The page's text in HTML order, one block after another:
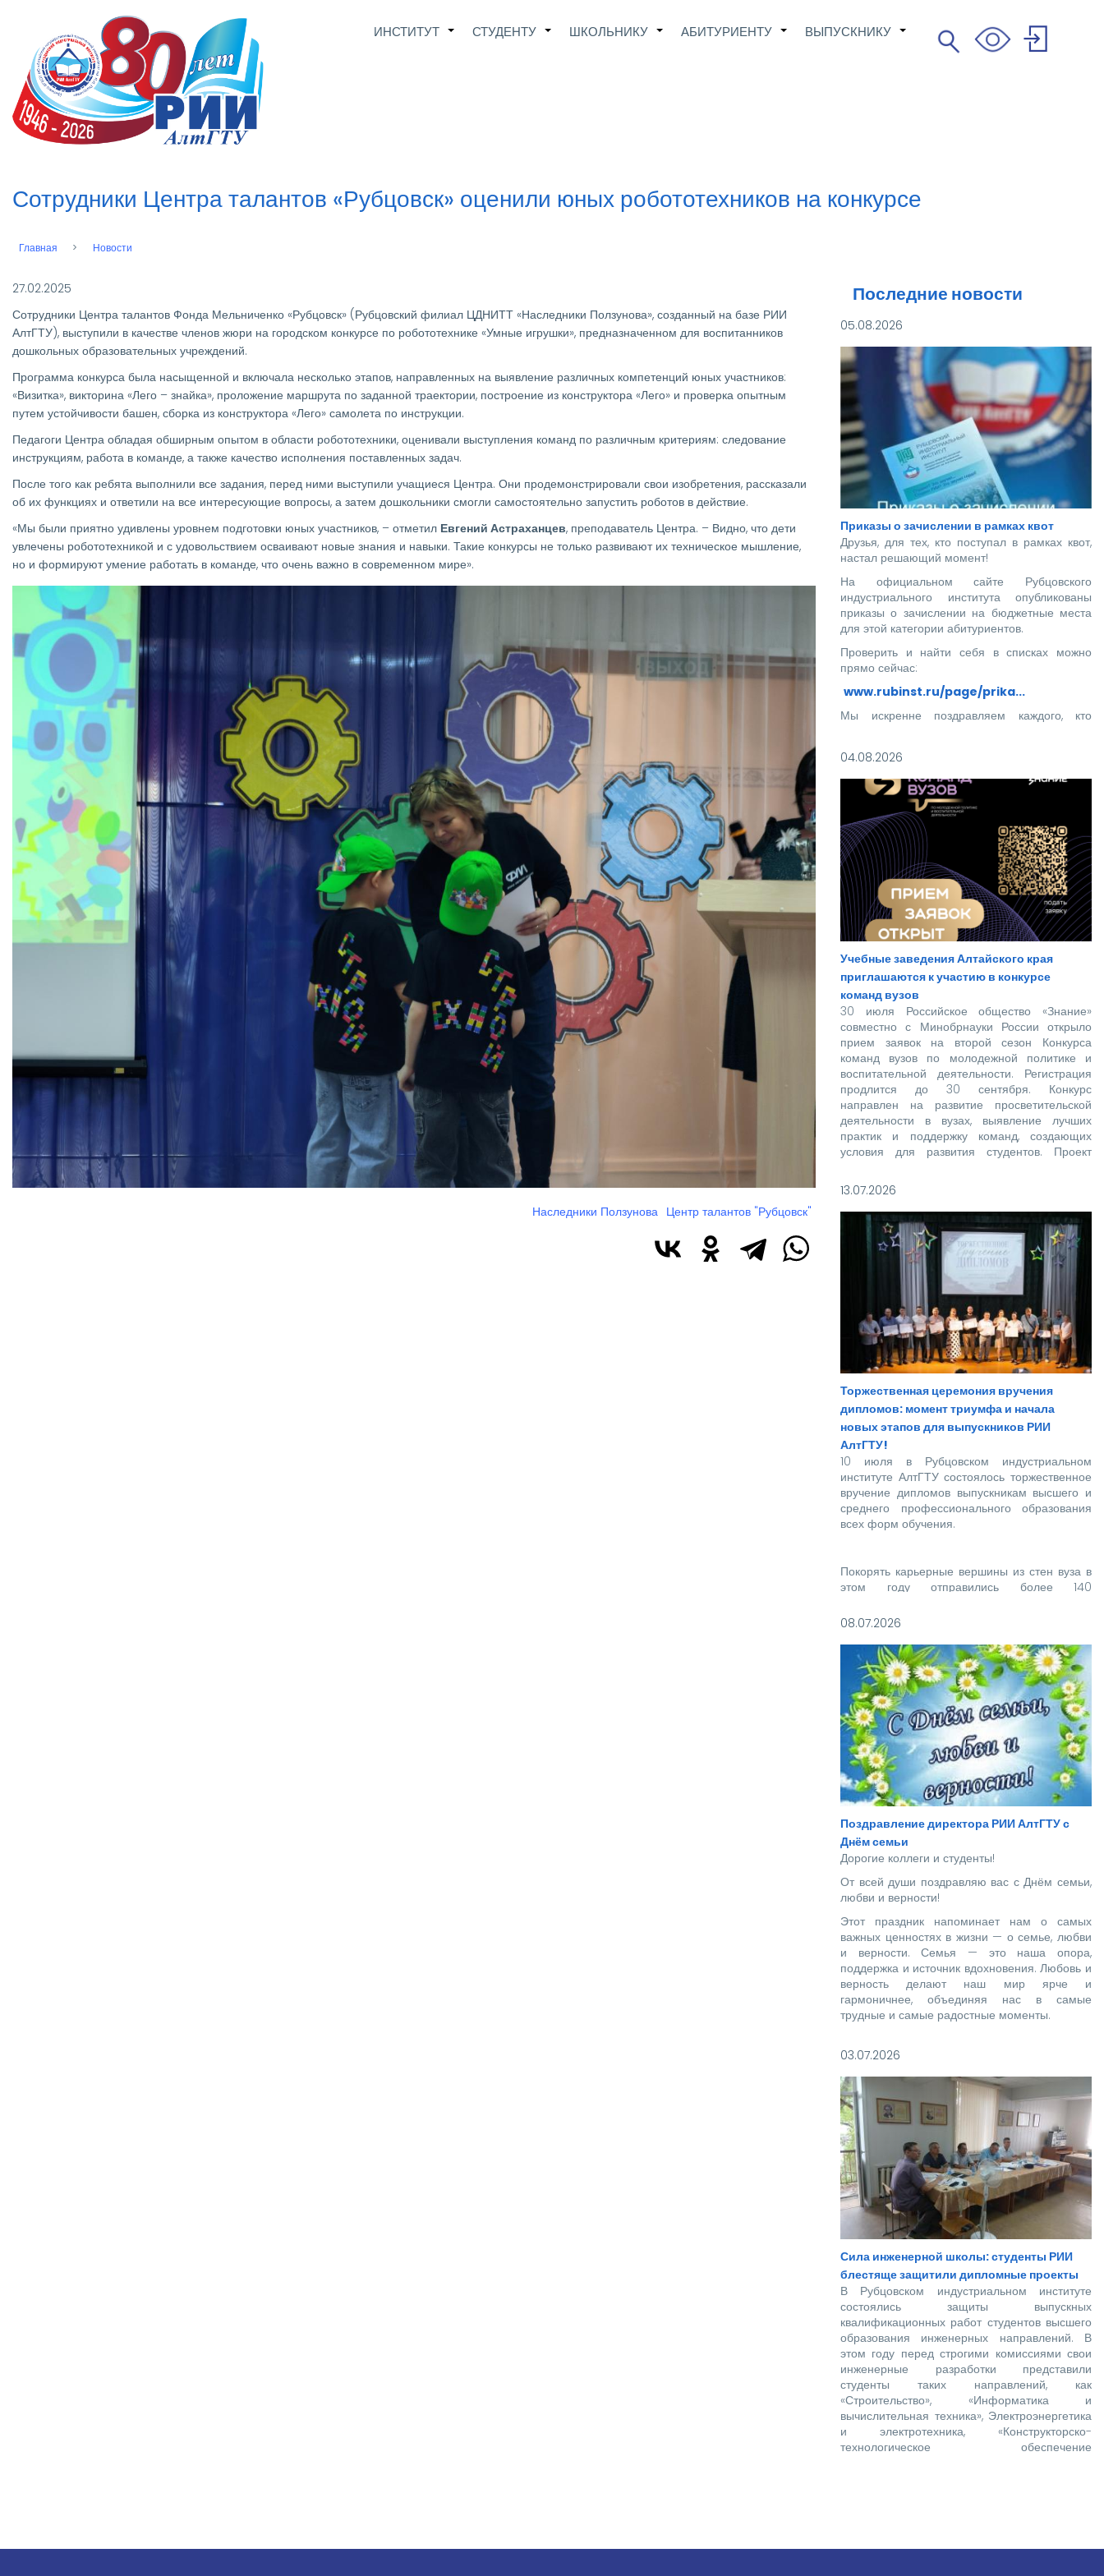
основному
содержанию
Main
+
ИНСТИТУТ +
СТУДЕНТУ +
ШКОЛЬНИКУ +
АБИТУРИЕНТУ +
ВЫПУСКНИКУ Search
Поиск
User
Сотрудники Центра талантов «Рубцовск» оценили юных робототехников на конкурсе
Строка
Главная Новости
27.02.2025
Сотрудники Центра талантов Фонда Мельниченко «Рубцовск» (Рубцовский филиал ЦДНИТТ «Наследники Ползунова», созданный на базе РИИ
АлтГТУ), выступили в качестве членов жюри на городском конкурсе по робототехнике «Умные игрушки», предназначенном для воспитанников
дошкольных образовательных учреждений.
Программа конкурса была насыщенной и включала несколько этапов, направленных на выявление различных компетенций юных участников:
«Визитка», викторина «Лего – знайка», проложение маршрута по заданной траектории, построение из конструктора «Лего» и проверка опытным
путем устойчивости башен, сборка из конструктора «Лего» самолета по инструкции.
Педагоги Центра обладая обширным опытом в области робототехники, оценивали выступления команд по различным критериям: следование
инструкциям, работа в команде, а также качество исполнения поставленных задач.
После того как ребята выполнили все задания, перед ними выступили учащиеся Центра. Они продемонстрировали свои изобретения, рассказали
об их функциях и ответили на все интересующие вопросы, а затем дошкольники смогли самостоятельно запустить роботов в действие.
«Мы были приятно удивлены уровнем подготовки юных участников, – отметил Евгений Астраханцев, преподаватель Центра. – Видно, что дети
увлечены робототехникой и с удовольствием осваивают новые знания и навыки. Такие конкурсы не только развивают их техническое мышление,
но и формируют умение работать в команде, что очень важно в современном мире».
Изображение
Наследники Ползунова Центр талантов "Рубцовск"
Последние новости
05.08.2026
Приказы о зачислении в рамках квот
Друзья, для тех, кто поступал в рамках квот,
настал решающий момент!
На официальном сайте Рубцовского
индустриального института опубликованы
приказы о зачислении на бюджетные места
для этой категории абитуриентов.
Проверить и найти себя в списках можно
прямо сейчас:
www.rubinst.ru/page/prika...
Мы искренне поздравляем каждого, кто
04.08.2026
Учебные заведения Алтайского края
приглашаются к участию в конкурсе
команд вузов
30 июля Российское общество «Знание»
совместно с Минобрнауки России открыло
прием заявок на второй сезон Конкурса
команд вузов по молодежной политике и
воспитательной деятельности. Регистрация
продлится до 30 сентября. Конкурс
направлен на развитие просветительской
деятельности в вузах, выявление лучших
практик и поддержку команд, создающих
условия для развития студентов. Проект
рамках национального проекта «Молодежь и
дети».
13.07.2026
Торжественная церемония вручения
дипломов: момент триумфа и начала
новых этапов для выпускников РИИ
АлтГТУ!
10 июля в Рубцовском индустриальном
институте АлтГТУ состоялось торжественное
вручение дипломов выпускникам высшего и
среднего профессионального образования
всех форм обучения.
Покорять карьерные вершины из стен вуза в
этом году отправились более 140
специалистов, которым предстоит стать
великой страны.
08.07.2026
Поздравление директора РИИ АлтГТУ с
Днём семьи
Дорогие коллеги и студенты!
От всей души поздравляю вас с Днём семьи,
любви и верности!
Этот праздник напоминает нам о самых
важных ценностях в жизни — о семье, любви
и верности. Семья — это наша опора,
поддержка и источник вдохновения. Любовь и
верность делают наш мир ярче и
гармоничнее, объединяя нас в самые
трудные и самые радостные моменты.
03.07.2026
Сила инженерной школы: студенты РИИ
блестяще защитили дипломные проекты
В Рубцовском индустриальном институте
состоялись защиты выпускных
квалификационных работ студентов высшего
образования инженерных направлений. В
этом году перед строгими комиссиями свои
инженерные разработки представили
студенты таких направлений, как
«Строительство», «Информатика и
вычислительная техника», Электроэнергетика
и электротехника, «Конструкторско-
технологическое обеспечение